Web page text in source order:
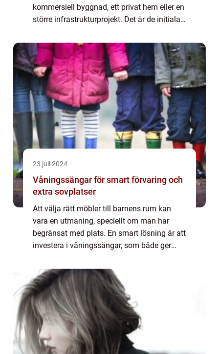
kommersiell byggnad, ett privat hem eller en
större infrastrukturprojekt. Det är de initiala
ovan...
23 juli 2024
Våningssängar för smart förvaring och
extra sovplatser
Att välja rätt möbler till barnens rum kan
vara en utmaning, speciellt om man har
begränsat med plats. En smart lösning är att
investera i våningssängar, som både ger